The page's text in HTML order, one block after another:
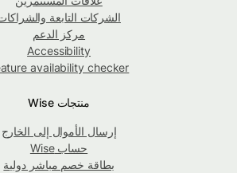
الشركات التابعة والشراكات
مركز الدعم
Accessibility
Feature availability checker
منتجات Wise
إرسال الأموال إلى الخارج
حساب Wise
بطاقة خصم مباشر دولية